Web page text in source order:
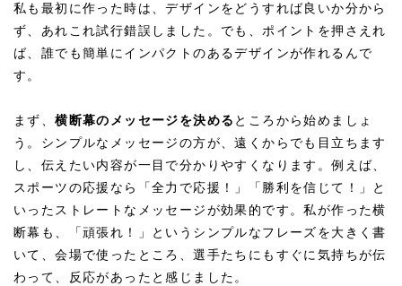
私も最初に作った時は、デザインをどうすれば良いか分から
ず、あれこれ試行錯誤しました。でも、ポイントを押さえれ
ば、誰でも簡単にインパクトのあるデザインが作れるんで
す。
まず、横断幕のメッセージを決める ところから始めましょ
う。シンプルなメッセージの方が、遠くからでも目立ちます
し、伝えたい内容が一目で分かりやすくなります。例えば、
スポーツの応援なら「全力で応援！」「勝利を信じて！」と
いったストレートなメッセージが効果的です。私が作った横
断幕も、「頑張れ！」というシンプルなフレーズを大きく書
いて、会場で使ったところ、選手たちにもすぐに気持ちが伝
わって、反応があったと感じました。